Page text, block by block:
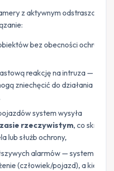
z aktywnym odstraszaniem
bez obecności ochrony
reakcję na intruza —
zniechęcić do działania zanim
system wysyła
rzeczywistym, co skraca
lub służb ochrony,
alarmów — system
(człowiek/pojazd), a kiedy